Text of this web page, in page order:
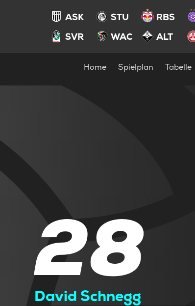
ASK STU RBS
SVR
WAC ALT
Home Spielplan Tabelle
28
David Schnegg